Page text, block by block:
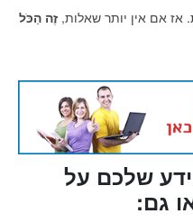
אם אין יותר שאלות, זֶה הַכֹּל
שלכם על
גם: